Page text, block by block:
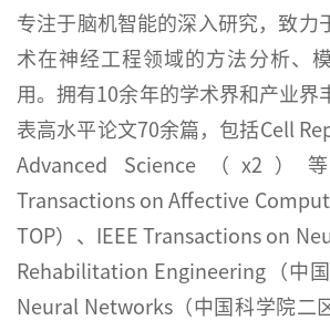
专注于脑机智能的深入研究，致力
术在神经工程领域的方法分析、
用。拥有10余年的学术界和产业界
表高水平论文70余篇，包括Cell
Advanced Science（x2）
Transactions on Affective
TOP）、IEEE Transactions on
Rehabilitation Engineering（中
Neural Networks（中国科学院二